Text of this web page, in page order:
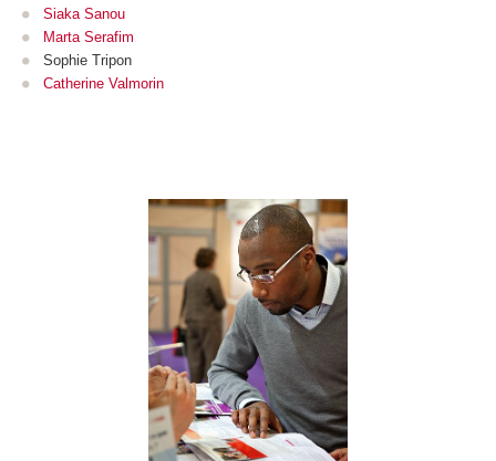
Siaka Sanou
Marta Serafim
Sophie Tripon
Catherine Valmorin